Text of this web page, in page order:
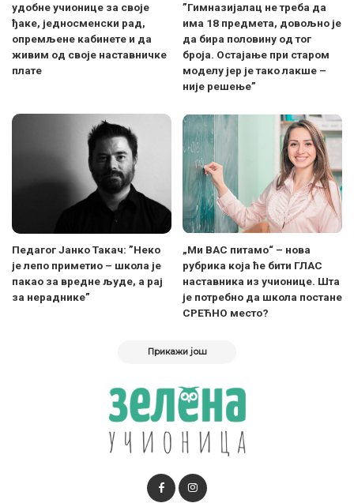
удобне учионице за своје
ђаке, једносменски рад,
опремљене кабинете и да
живим од своје наставничке
плате
”Гимназијалац не треба да
има 18 предмета, довољно је
да бира половину од тог
броја. Остајање при старом
моделу јер је тако лакше –
није решење”
Педагог Јанко Такач: ”Неко
је лепо приметио – школа је
пакао за вредне људе, а рај
за нераднике”
„Ми ВАС питамо“ – нова
рубрика која ће бити ГЛАС
наставника из учионице. Шта
је потребно да школа постане
СРЕЋНО место?
Прикажи још